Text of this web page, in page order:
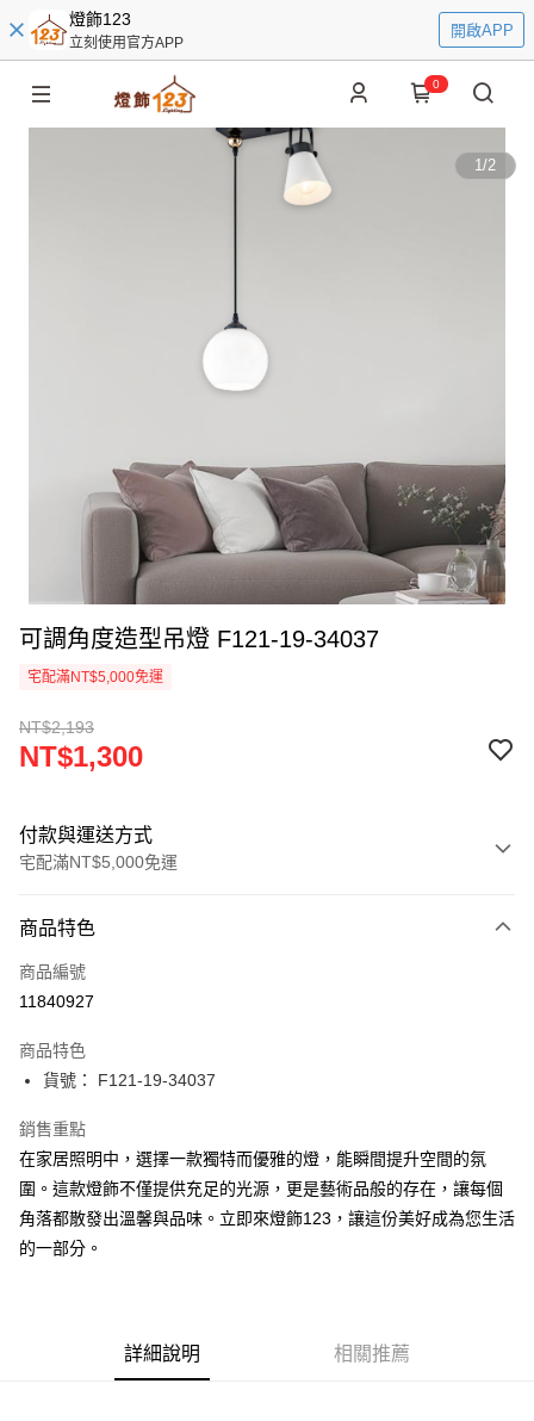
燈飾123
立刻使用官方APP
開啟APP
0
1/2
可調角度造型吊燈 F121-19-34037
宅配滿NT$5,000免運
NT$2,193
NT$1,300
付款與運送方式
宅配滿NT$5,000免運
信用卡一次付款
LINE Pay
街口支付
悠遊付
Google Pay
全盈+PAY
AFTEE先享後付
商品特色
商品編號
11840927
商品特色
貨號： F121-19-34037
銷售重點
在家居照明中，選擇一款獨特而優雅的燈，能瞬間提升空間的氛
圍。這款燈飾不僅提供充足的光源，更是藝術品般的存在，讓每個
角落都散發出溫馨與品味。立即來燈飾123，讓這份美好成為您生活
的一部分。
詳細說明 相關推薦